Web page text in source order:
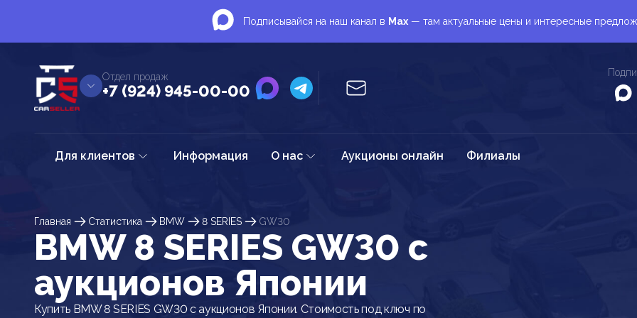
Подписывайся на наш канал в Max — там актуальные цены и интересные
Отдел продаж
+7 (924) 945-00-00
Для клиентов Информация О нас Аукционы онлайн Филиалы
Главная Статистика BMW 8 SERIES GW30
BMW 8 SERIES GW30 c
аукционов Японии
Купить BMW 8 SERIES GW30 с аукционов Японии. Стоимость под ключ по